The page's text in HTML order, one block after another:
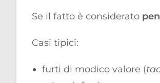
Se il fatto è considerato
Casi tipici:
furti di modico valore (